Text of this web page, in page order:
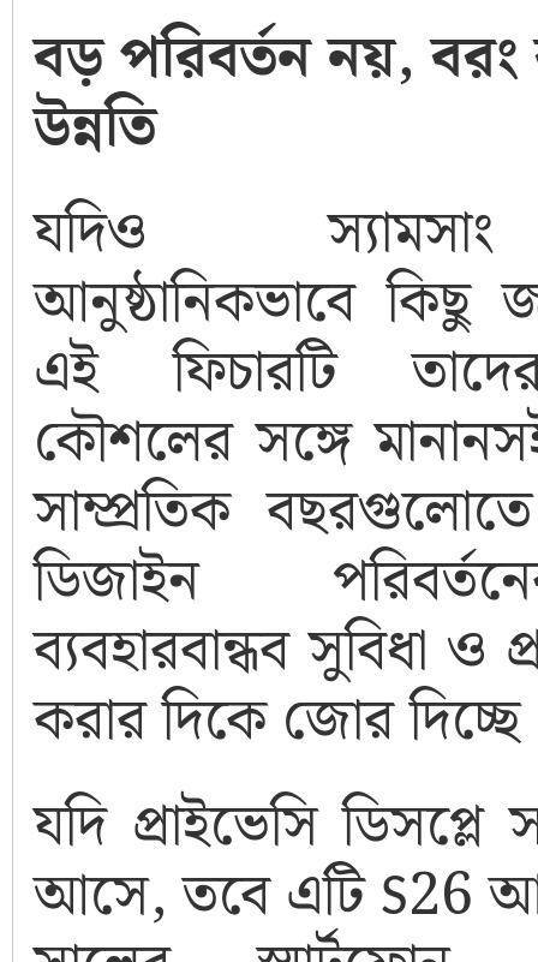
বড় পরিবর্তন নয়, বরং
উন্নতি
যদিও
আনুষ্ঠানিকভাবে কিছু
এই ফিচারটি
কৌশলের সঙ্গে
সাম্প্রতিক
ডিজাইন
ব্যবহারবান্ধব সুবিধা ও
করার দিকে জোর
যদি প্রাইভেসি ডিসপ্লে
আসে, তবে এটিS26